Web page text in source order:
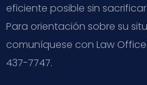
eficiente posible sin
Para orientación sobre su
comuníquese con Law
437-7747.